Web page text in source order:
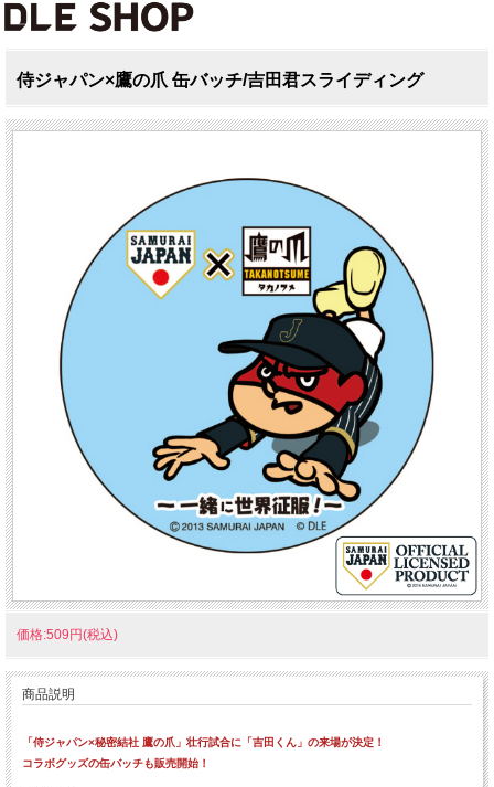
侍ジャパン×鷹の爪 缶バッチ/吉田君スライディング
価格:509円(税込)
商品説明
「侍ジャパン×秘密結社 鷹の爪」壮行試合に「吉田くん」の来場が決定！
コラボグッズの缶バッチも販売開始！